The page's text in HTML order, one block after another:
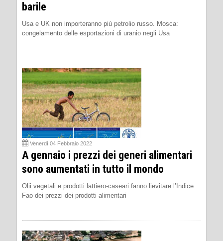
barile
Usa e UK non importeranno più petrolio russo. Mosca:
congelamento delle esportazioni di uranio negli Usa
Venerdì 04 Febbraio 2022
A gennaio i prezzi dei generi alimentari
sono aumentati in tutto il mondo
Olii vegetali e prodotti lattiero-caseari fanno lievitare l’Indice
Fao dei prezzi dei prodotti alimentari